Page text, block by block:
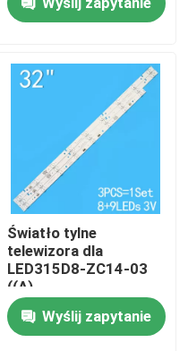
Światło tylne
telewizora dla
LED315D8-ZC14-03
((A)
315D3503V1W4C1BX2-
55917M
30331509207
Wyślij zapytanie